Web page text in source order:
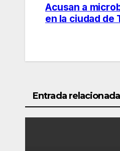
Acusan a
en la ciudad de
Entrada relacionada